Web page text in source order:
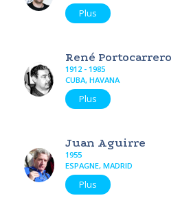
Plus
René Portocarrero
1912 - 1985
CUBA, HAVANA
Plus
Juan Aguirre
1955
ESPAGNE, MADRID
Plus